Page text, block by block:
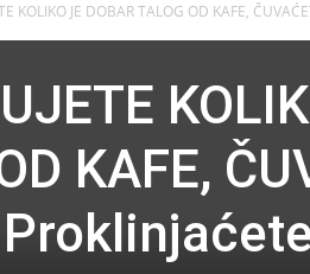
KOLIKO JE DOBAR TALOG OD KAFE,
KAFE,